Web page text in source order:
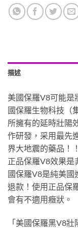
描述
美國保羅V8可能是
國保羅生物科技（
所擁有的延時壯陽
作研發，采用最先
界大地震的藥品！
正品保羅V8效果是
國保羅V8是純美國
退款！使用正品保
會有不適用癥狀。
「美國保羅黑V8